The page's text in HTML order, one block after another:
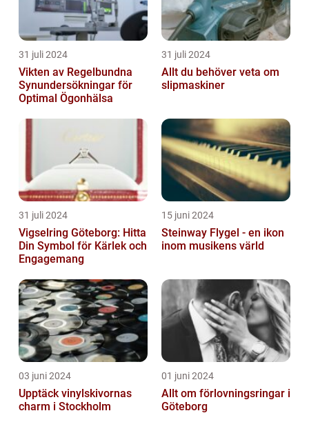
31 juli 2024
Vikten av Regelbundna
Synundersökningar för
Optimal Ögonhälsa
31 juli 2024
Allt du behöver veta om
slipmaskiner
31 juli 2024
Vigselring Göteborg: Hitta
Din Symbol för Kärlek och
Engagemang
15 juni 2024
Steinway Flygel - en ikon
inom musikens värld
03 juni 2024
Upptäck vinylskivornas
charm i Stockholm
01 juni 2024
Allt om förlovningsringar i
Göteborg